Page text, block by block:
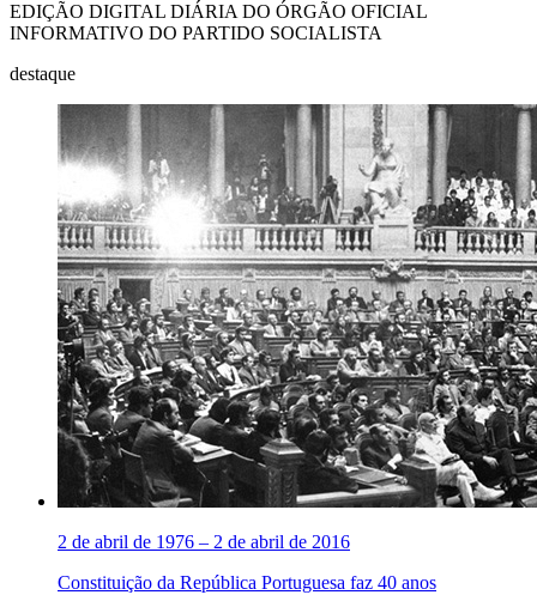
EDIÇÃO DIGITAL DIÁRIA DO ÓRGÃO OFICIAL
INFORMATIVO DO PARTIDO SOCIALISTA
destaque
2 de abril de 1976 – 2 de abril de 2016
Constituição da República Portuguesa faz 40 anos